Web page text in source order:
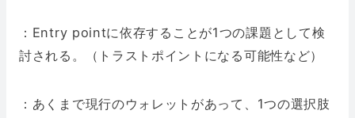
：Entry pointに依存することが1つの課題として検
討される。（トラストポイントになる可能性など）
：あくまで現行のウォレットがあって、1つの選択肢